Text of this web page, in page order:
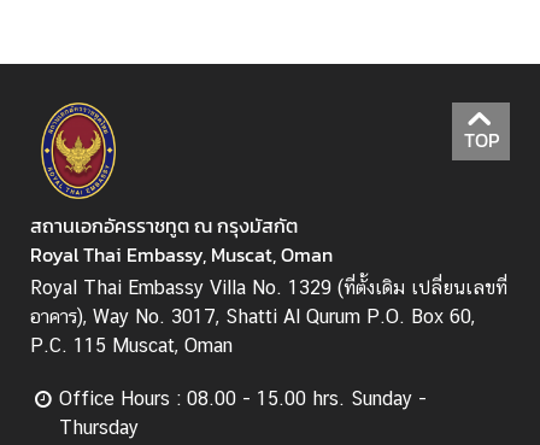
TOP
สถานเอกอัครราชทูต ณ กรุงมัสกัต
Royal Thai Embassy, Muscat, Oman
Royal Thai Embassy Villa No. 1329 (ที่ตั้งเดิม เปลี่ยนเลขที่
อาคาร), Way No. 3017, Shatti Al Qurum P.O. Box 60,
P.C. 115 Muscat, Oman
Office Hours : 08.00 - 15.00 hrs. Sunday -
Thursday